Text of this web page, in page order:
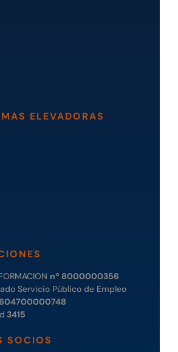
ELEVADORAS
nº 8000000356
Servicio Público de Empleo
3415
SOCIOS